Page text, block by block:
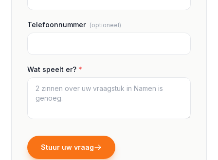
Telefoonnummer (optioneel)
Wat speelt er? *
Stuur uw vraag